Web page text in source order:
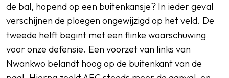
de bal, hopend op een buitenkansje? In ieder geval
verschijnen de ploegen ongewijzigd op het veld. De
tweede helft begint met een flinke waarschuwing
voor onze defensie. Een voorzet van links van
Nwankwo belandt hoog op de buitenkant van de